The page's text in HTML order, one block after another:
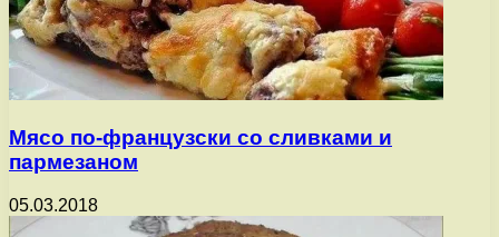
Мясо по-французски со сливками и
пармезаном
05.03.2018